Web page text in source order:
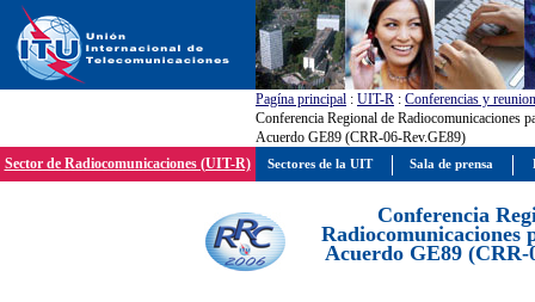
Pagína principal : UIT-R : Conferencias y
Conferencia Regional de Radiocomunicaciones
Acuerdo GE89 (CRR-06-Rev.GE89)
Sector de Radiocomunicaciones (UIT-R)
Conferencia
Radiocomunicaciones
Acuerdo GE89 (CRR-
Sectores de la UIT Sala de prensa